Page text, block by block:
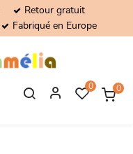
Retour gratuit
Fabriqué en Europe
0 0